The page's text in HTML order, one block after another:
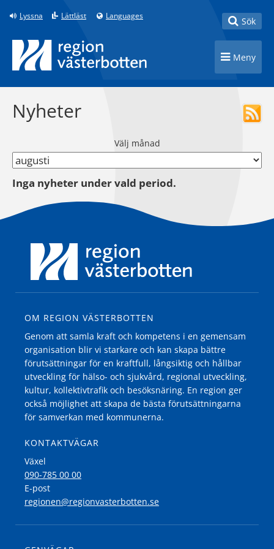
Till innehåll på sidan
Lyssna Lättläst Languages Toggle
Sök
Toggle
Meny
Nyheter
Välj månad
Inga nyheter under vald period.
OM REGION VÄSTERBOTTEN
Genom att samla kraft och kompetens i en gemensam
organisation blir vi starkare och kan skapa bättre
förutsättningar för en kraftfull, långsiktig och hållbar
utveckling för hälso- och sjukvård, regional utveckling,
kultur, kollektivtrafik och besöksnäring. En region ger
också möjlighet att skapa de bästa förutsättningarna
för samverkan med kommunerna.
KONTAKTVÄGAR
Växel
090-785 00 00
E-post
regionen@regionvasterbotten.se